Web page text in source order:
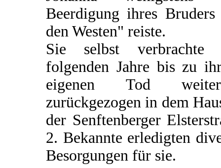
Beerdigung ihres
den Westen" reiste.
Sie selbst verbrachte
folgenden Jahre bis zu
eigenen Tod
zurückgezogen in dem
der Senftenberger
2. Bekannte erledigten
Besorgungen für sie.